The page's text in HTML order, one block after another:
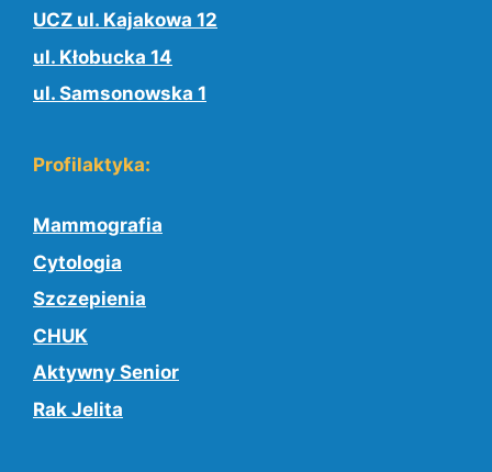
UCZ ul. Kajakowa 12
ul. Kłobucka 14
ul. Samsonowska 1
Profilaktyka:
Mammografia
Cytologia
Szczepienia
CHUK
Aktywny Senior
Rak Jelita